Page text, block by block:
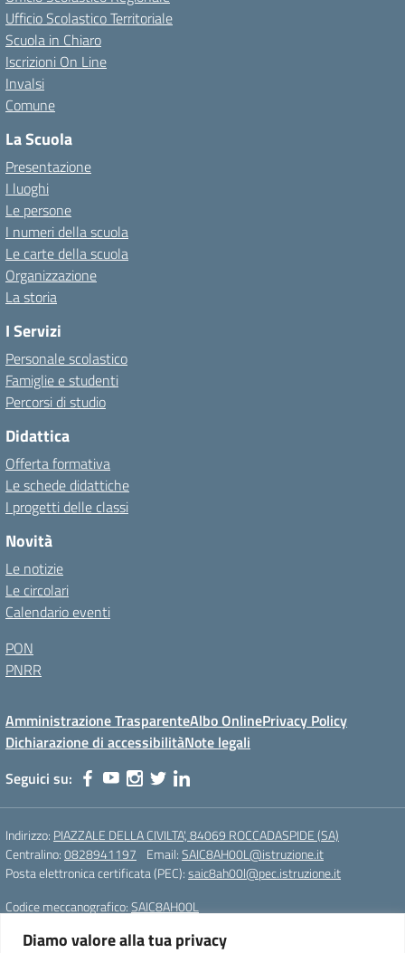
Diamo valore alla tua privacy
Ufficio Scolastico Territoriale
Scuola in Chiaro
Iscrizioni On Line
Invalsi
Comune
La Scuola
Presentazione
I luoghi
Le persone
I numeri della scuola
Le carte della scuola
Organizzazione
La storia
I Servizi
Personale scolastico
Famiglie e studenti
Percorsi di studio
Didattica
Offerta formativa
Le schede didattiche
I progetti delle classi
Novità
Le notizie
Le circolari
Calendario eventi
PON
PNRR
Amministrazione TrasparenteAlbo OnlinePrivacy Policy
Dichiarazione di accessibilitàNote legali
Seguici su:
Indirizzo: PIAZZALE DELLA CIVILTA', 84069 ROCCADASPIDE (SA)
Centralino:0828941197 Email:SAIC8AH00L@istruzione.it
Posta elettronica certificata (PEC):saic8ah00l@pec.istruzione.it
Codice meccanografico:SAIC8AH00L
Istituto Comprensivo Statale di Roccadaspide (SA)